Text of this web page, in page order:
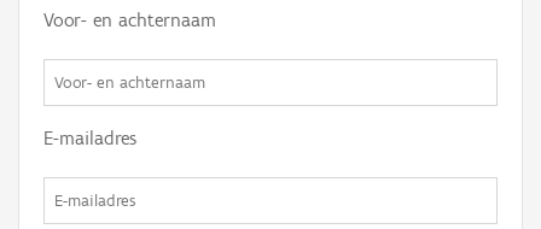
Voor- en achternaam
E-mailadres